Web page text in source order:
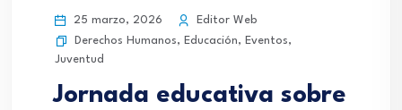
25 marzo, 2026
Editor Web
Derechos Humanos, Educación, Eventos,
Juventud
Jornada educativa sobre